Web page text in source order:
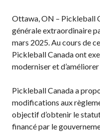
pickleball
Conseil
Assemblées
Le Conseil consultatif
national de Pickleball
Règlements et
Politiques
Ottawa, ON – Pickleball
générale extraordinaire
mars 2025. Au cours de
Pickleball Canada ont
moderniser et
Pickleball Canada a
modifications aux
objectif d’obtenir le
financé par le